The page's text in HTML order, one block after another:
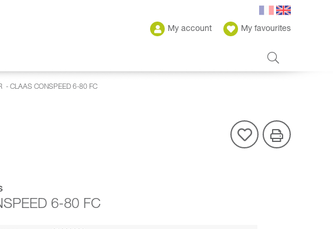
My account My favourites
- CLAAS CONSPEED 6-80 FC
6-80 FC